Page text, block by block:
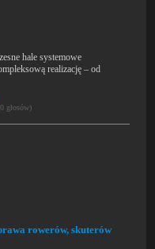
hale systemowe
realizację – od
głosów)
rowerów, skuterów